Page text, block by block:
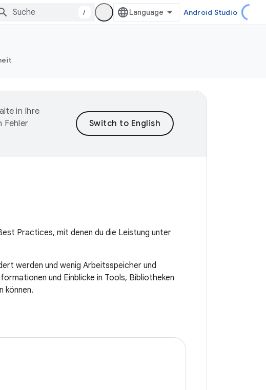
/ Android Studio
in Ihre
Fehler
Practices, mit denen du die Leistung unter
werden und wenig Arbeitsspeicher und
und Einblicke in Tools, Bibliotheken
können.